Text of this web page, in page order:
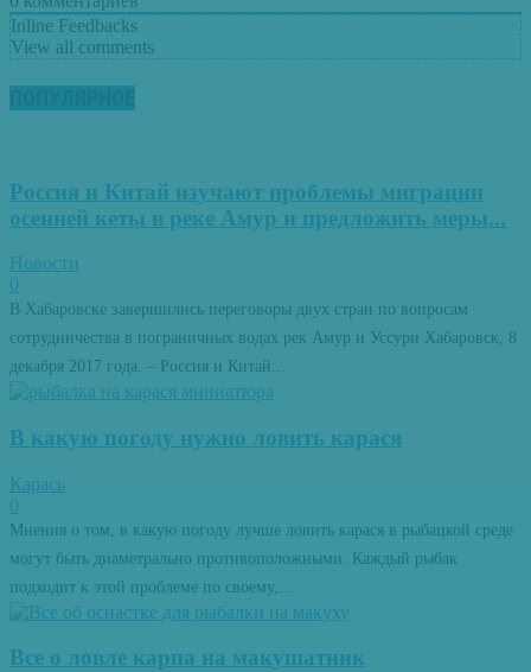
Inline Feedbacks
View all comments
ПОПУЛЯРНОЕ
Россия и Китай изучают проблемы миграции
осенней кеты в реке Амур и предложить меры...
Новости
0
В Хабаровске завершились переговоры двух стран по вопросам
сотрудничества в пограничных водах рек Амур и Уссури Хабаровск, 8
декабря 2017 года. – Россия и Китай...
В какую погоду нужно ловить карася
Карась
0
Мнения о том, в какую погоду лучше ловить карася в рыбацкой среде
могут быть диаметрально противоположными. Каждый рыбак
подходит к этой проблеме по своему,...
Все о ловле карпа на макушатник